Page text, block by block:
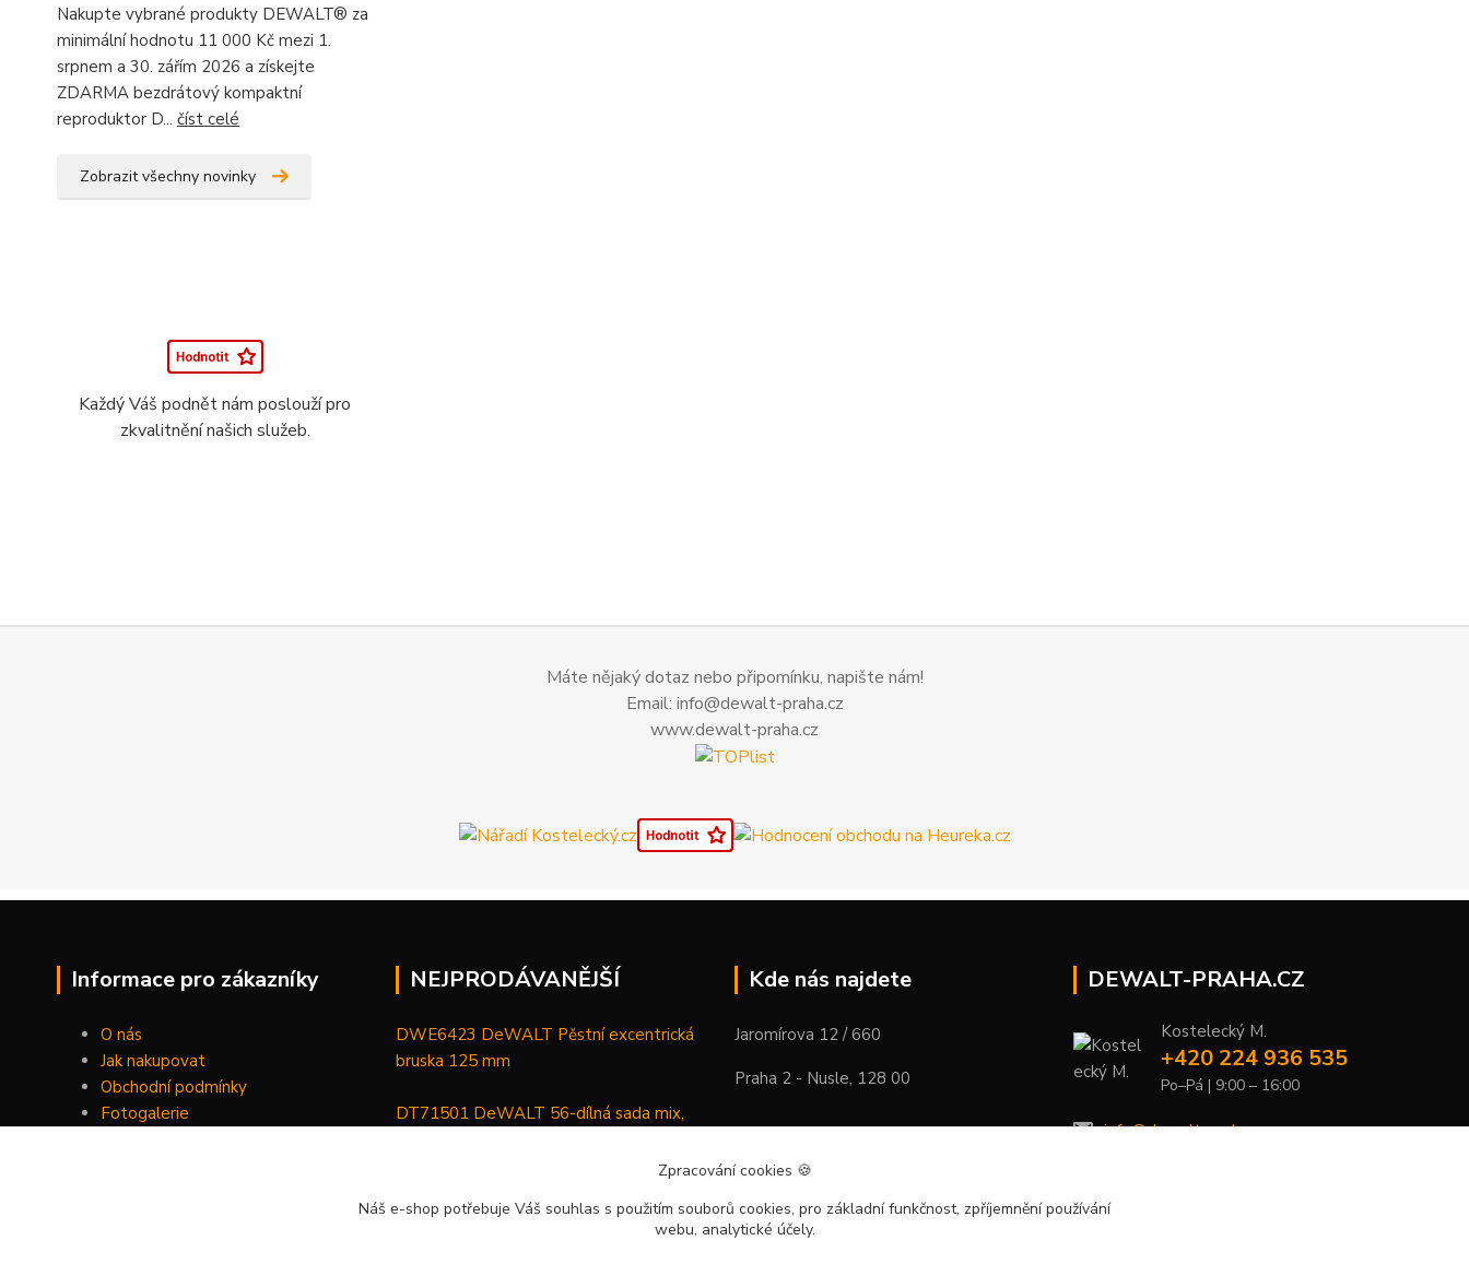
Nakupte vybrané produkty DEWALT® za
minimální hodnotu 11 000 Kč mezi 1.
srpnem a 30. zářím 2026 a získejte
ZDARMA bezdrátový kompaktní
reproduktor D... číst celé
Zobrazit všechny novinky
Každý Váš podnět nám poslouží pro
zkvalitnění našich služeb.
Máte nějaký dotaz nebo připomínku, napište nám!
Email: info@dewalt-praha.cz
www.dewalt-praha.cz
Informace pro zákazníky
O nás
Jak nakupovat
Obchodní podmínky
Fotogalerie
NEJPRODÁVANĚJŠÍ
DWE6423 DeWALT Pěstní excentrická
bruska 125 mm
DT71501 DeWALT 56-dílná sada mix,
maznice 18 V XR Li-Ion samostatný stroj
Kde nás najdete
Jaromírova 12 / 660
Praha 2 - Nusle, 128 00
DEWALT-PRAHA.CZ
Kostelecký M.
+420 224 936 535
Po–Pá | 9:00 – 16:00
info@dewalt-praha.cz
Zpracování cookies 🍪
Náš e-shop potřebuje Váš souhlas s použitím souborů cookies, pro základní funkčnost, zpříjemnění používání
webu, analytické účely.